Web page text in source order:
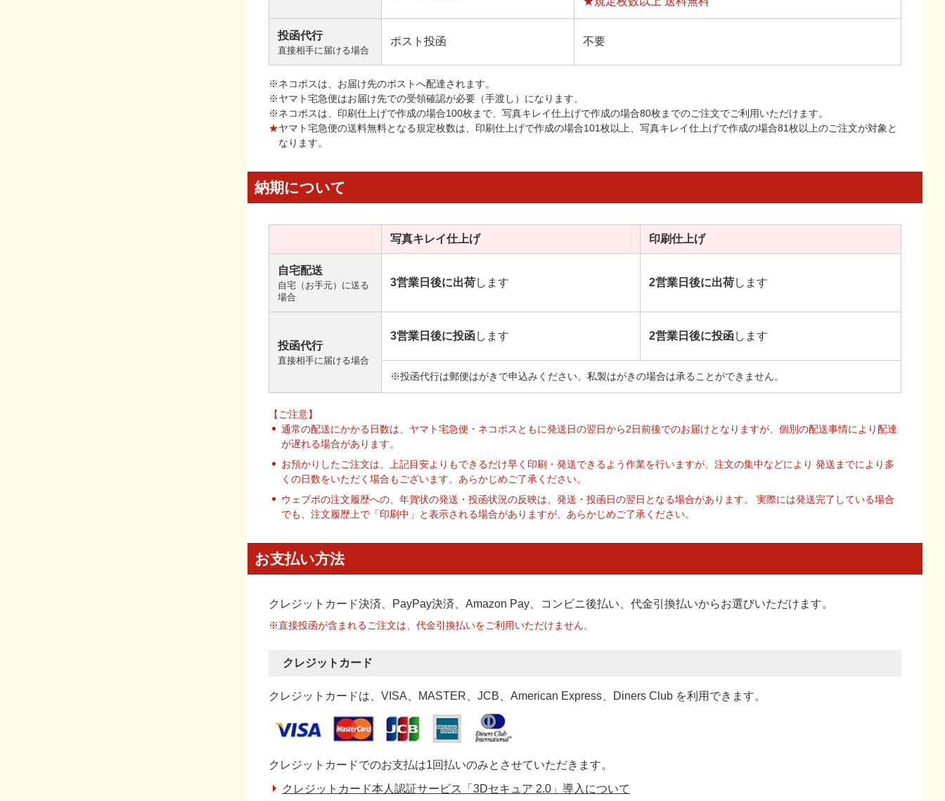
投函代行
直接相手に届ける場合
ポスト投函 不要
※ネコポスは、お届け先のポストへ配達されます。
※ヤマト宅急便はお届け先での受領確認が必要（手渡し）になります。
※ネコポスは、印刷仕上げで作成の場合100枚まで、写真キレイ仕上げで作成の場合80枚までのご注文でご利用いただけます。
★ヤマト宅急便の送料無料となる規定枚数は、印刷仕上げで作成の場合101枚以上、写真キレイ仕上げで作成の場合81枚以上のご注文が対象と
なります。
納期について
写真キレイ仕上げ 印刷仕上げ
自宅配送
自宅（お手元）に送る
場合
3営業日後に出荷します 2営業日後に出荷します
投函代行
直接相手に届ける場合
3営業日後に投函します 2営業日後に投函します
※投函代行は郵便はがきで申込みください。私製はがきの場合は承ることができません。
【ご注意】
通常の配送にかかる日数は、ヤマト宅急便・ネコポスともに発送日の翌日から2日前後でのお届けとなりますが、個別の配送事情により配達
が遅れる場合があります。
お預かりしたご注文は、上記目安よりもできるだけ早く印刷・発送できるよう作業を行いますが、注文の集中などにより 発送までにより多
くの日数をいただく場合もございます。あらかじめご了承ください。
ウェブポの注文履歴への、年賀状の発送・投函状況の反映は、発送・投函日の翌日となる場合があります。 実際には発送完了している場合
でも、注文履歴上で「印刷中」と表示される場合がありますが、あらかじめご了承ください。
お支払い方法
クレジットカード決済、PayPay決済 、Amazon Pay、コンビニ後払い、代金引換払いからお選びいただけます。
※直接投函が含まれるご注文は、代金引換払いをご利用いただけません。
クレジットカード
クレジットカードは、VISA、MASTER、JCB、American Express、Diners Club を利用できます。
クレジットカードでのお支払は1回払いのみとさせていただきます。
クレジットカード本人認証サービス「3Dセキュア 2.0」導入について